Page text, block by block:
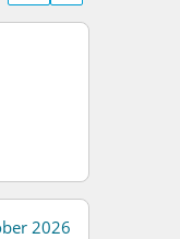
2026